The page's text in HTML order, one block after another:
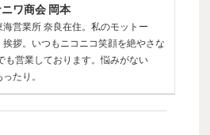
ワ商会 岡本
営業所 奈良在住。私のモットー
挨拶。いつもニコニコ笑顔を絶やさな
も営業しております。悩みがない
たり。